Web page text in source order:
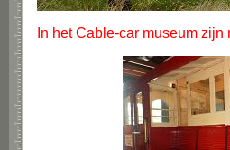
In het Cable-car museum